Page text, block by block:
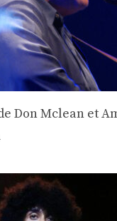
Don Mclean et